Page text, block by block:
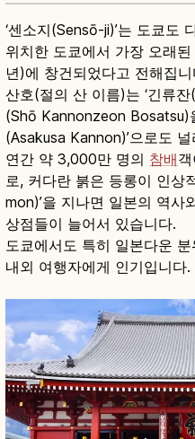
‘센소지(Sensō-ji)’는 도쿄도
위치한 도쿄에서 가장 오래
년)에 창건되었다고 전해집니
산호(절의 산 이름)는 ‘긴류
(Shō Kannonzeon Bosatsu)
(Asakusa Kannon)’으로도
연간 약 3,000만 명의 참배
로, 커다란 붉은 등롱이 인상
mon)’을 지나면 일본의 역사
상점들이 늘어서 있습니다.
도쿄에서도 특히 일본다운
내외 여행자에게 인기입니다.